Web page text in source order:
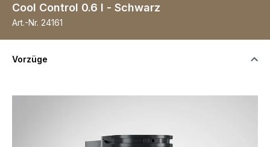
Cool Control 0.6 l - Schwarz
Art.-Nr. 24161
Vorzüge